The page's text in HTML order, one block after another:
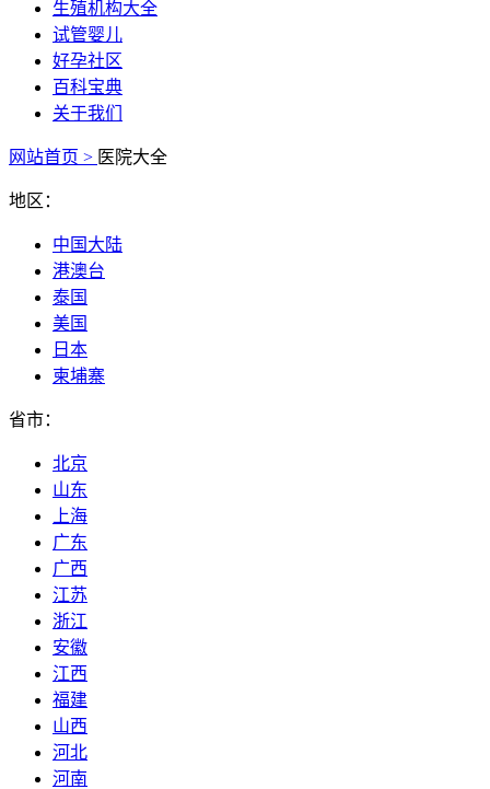
生殖机构大全
试管婴儿
好孕社区
百科宝典
关于我们
网站首页 > 医院大全
地区：
中国大陆
港澳台
泰国
美国
日本
柬埔寨
省市：
北京
山东
上海
广东
广西
江苏
浙江
安徽
江西
福建
山西
河北
河南